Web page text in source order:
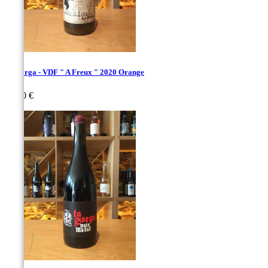
La Sorga - VDF " A Freux " 2020 Orange
22,00 €